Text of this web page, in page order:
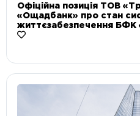
Офіційна позиція ТОВ
«Ощадбанк» про стан
життєзабезпечення БФК